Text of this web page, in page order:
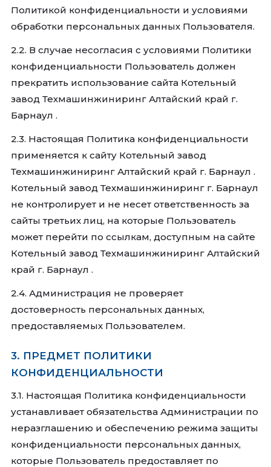
Политикой конфиденциальности и условиями
обработки персональных данных Пользователя.
2.2. В случае несогласия с условиями Политики
конфиденциальности Пользователь должен
прекратить использование сайта Котельный
завод Техмашинжиниринг Алтайский край г.
Барнаул .
2.3. Настоящая Политика конфиденциальности
применяется к сайту Котельный завод
Техмашинжиниринг Алтайский край г. Барнаул .
Котельный завод Техмашинжиниринг г. Барнаул
не контролирует и не несет ответственность за
сайты третьих лиц, на которые Пользователь
может перейти по ссылкам, доступным на сайте
Котельный завод Техмашинжиниринг Алтайский
край г. Барнаул .
2.4. Администрация не проверяет
достоверность персональных данных,
предоставляемых Пользователем.
3. ПРЕДМЕТ ПОЛИТИКИ
КОНФИДЕНЦИАЛЬНОСТИ
3.1. Настоящая Политика конфиденциальности
устанавливает обязательства Администрации по
неразглашению и обеспечению режима защиты
конфиденциальности персональных данных,
которые Пользователь предоставляет по